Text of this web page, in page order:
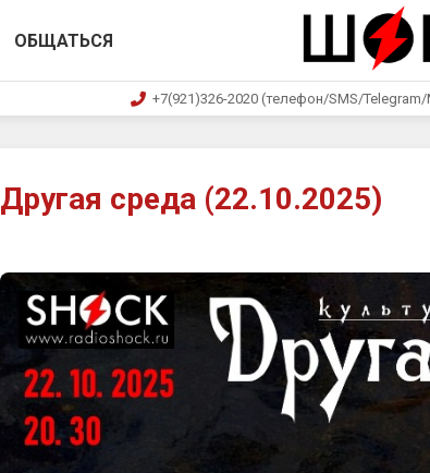
ОБЩАТЬСЯ
+7(921)326-2020 (телефон/SMS/
Другая среда (22.10.2025)